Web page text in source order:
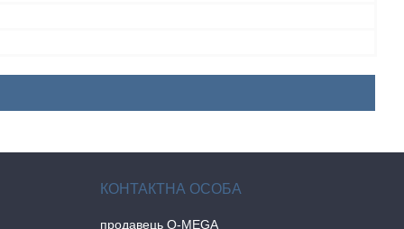
продавець O-MEGA